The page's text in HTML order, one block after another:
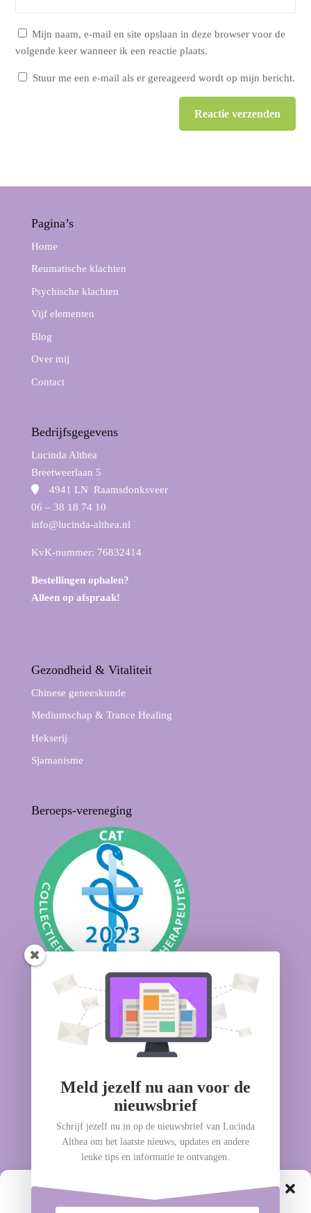
Mijn naam, e-mail en site opslaan in deze browser voor de
volgende keer wanneer ik een reactie plaats.
Stuur me een e-mail als er gereageerd wordt op mijn bericht.
Reactie verzenden
Pagina’s
Home
Reumatische klachten
Psychische klachten
Vijf elementen
Blog
Over mij
Contact
Bedrijfsgegevens
Lucinda Althea
Breetweerlaan 5
4941 LN Raamsdonksveer
06 – 38 18 74 10
info@lucinda-althea.nl
KvK-nummer: 76832414
Bestellingen ophalen?
Alleen op afspraak!
Gezondheid & Vitaliteit
Chinese geneeskunde
Mediumschap & Trance Healing
Hekserij
Sjamanisme
Beroeps-vereneging
Geschilleninstantie
Meld jezelf nu aan voor de
nieuwsbrief
Schrijf jezelf nu in op de nieuwsbrief van Lucinda
Althea om het laatste nieuws, updates en andere
leuke tips en informatie te ontvangen.